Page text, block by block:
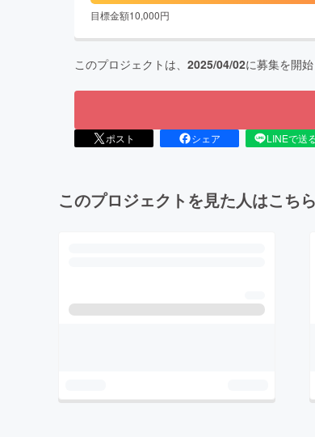
目標金額10,000円
このプロジェクトは、 2025/04/02に募集を開始
ポスト シェア LINEで送
このプロジェクトを見た人はこち